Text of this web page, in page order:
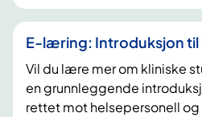
E-læring: Introduksjon til
Vil du lære mer om kliniske
en grunnleggende
rettet mot helsepersonell og